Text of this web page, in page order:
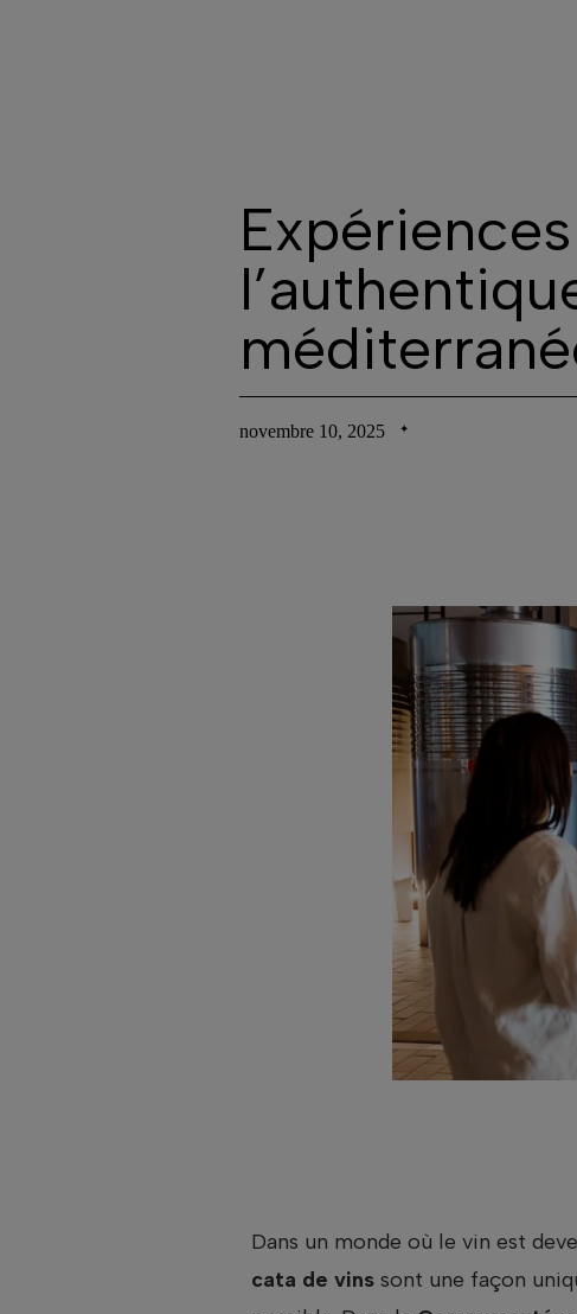
novembre 10, 2025 ✦
Dans un monde où le vin est
cata de vins sont une façon